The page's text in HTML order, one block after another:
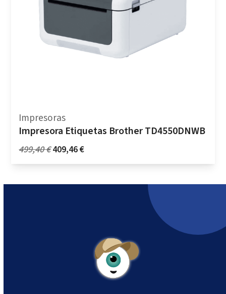
Impresoras
Impresora Etiquetas Brother TD4550DNWB
499,40€El
precio
409,46€El
precio